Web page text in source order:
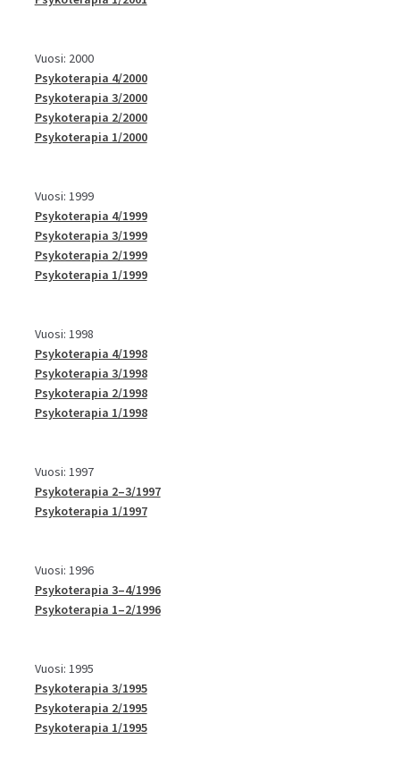
Vuosi: 2000
Psykoterapia 4/2000
Psykoterapia 3/2000
Psykoterapia 2/2000
Psykoterapia 1/2000
Vuosi: 1999
Psykoterapia 4/1999
Psykoterapia 3/1999
Psykoterapia 2/1999
Psykoterapia 1/1999
Vuosi: 1998
Psykoterapia 4/1998
Psykoterapia 3/1998
Psykoterapia 2/1998
Psykoterapia 1/1998
Vuosi: 1997
Psykoterapia 2–3/1997
Psykoterapia 1/1997
Vuosi: 1996
Psykoterapia 3–4/1996
Psykoterapia 1–2/1996
Vuosi: 1995
Psykoterapia 3/1995
Psykoterapia 2/1995
Psykoterapia 1/1995